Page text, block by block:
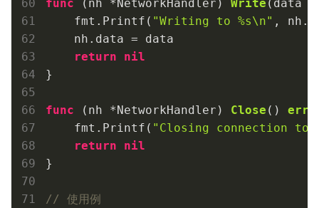
func (nh *NetworkHandler) Write (data
    fmt.Printf(
"Writing to %s\n" ,
    nh.data = data
return
nil
}
func (nh *NetworkHandler) Close ()
    fmt.Printf(
"Closing connection to
return
nil
}
// 使用例